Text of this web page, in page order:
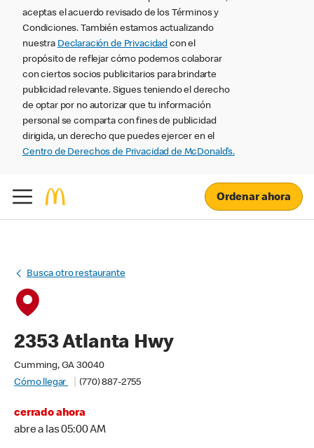
aceptas el acuerdo revisado de los Términos y
Condiciones. También estamos actualizando
nuestra Declaración de Privacidad con el
propósito de reflejar cómo podemos colaborar
con ciertos socios publicitarios para brindarte
publicidad relevante. Sigues teniendo el derecho
de optar por no autorizar que tu información
personal se comparta con fines de publicidad
dirigida, un derecho que puedes ejercer en el
Centro de Derechos de Privacidad de McDonald’s.
Ordenar ahora
Busca otro restaurante
2353 Atlanta Hwy
Cumming, GA 30040
Cómo llegar
(770) 887-2755
cerrado ahora
abre a las 05:00 AM